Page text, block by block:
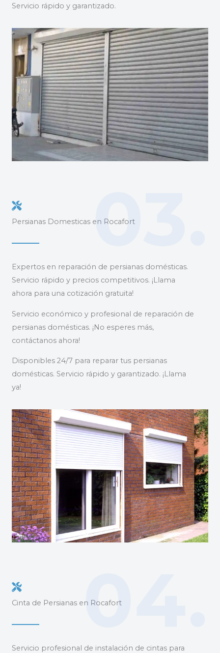
Servicio rápido y garantizado.
Persianas Domesticas en Rocafort
03.
Expertos en reparación de persianas domésticas.
Servicio rápido y precios competitivos. ¡Llama
ahora para una cotización gratuita!
Servicio económico y profesional de reparación de
persianas domésticas. ¡No esperes más,
contáctanos ahora!
Disponibles 24/7 para reparar tus persianas
domésticas. Servicio rápido y garantizado. ¡Llama
ya!
Cinta de Persianas en Rocafort04.
Servicio profesional de instalación de cintas para